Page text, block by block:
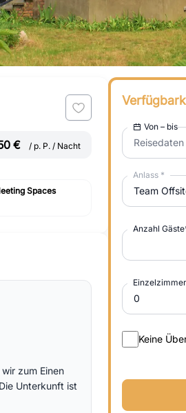
€ / p. P. / Nacht
Spaces
zum Einen
Unterkunft ist
Von – bis
Team
Anlass *
Anzahl Gäste
Einzelzimmer
Keine